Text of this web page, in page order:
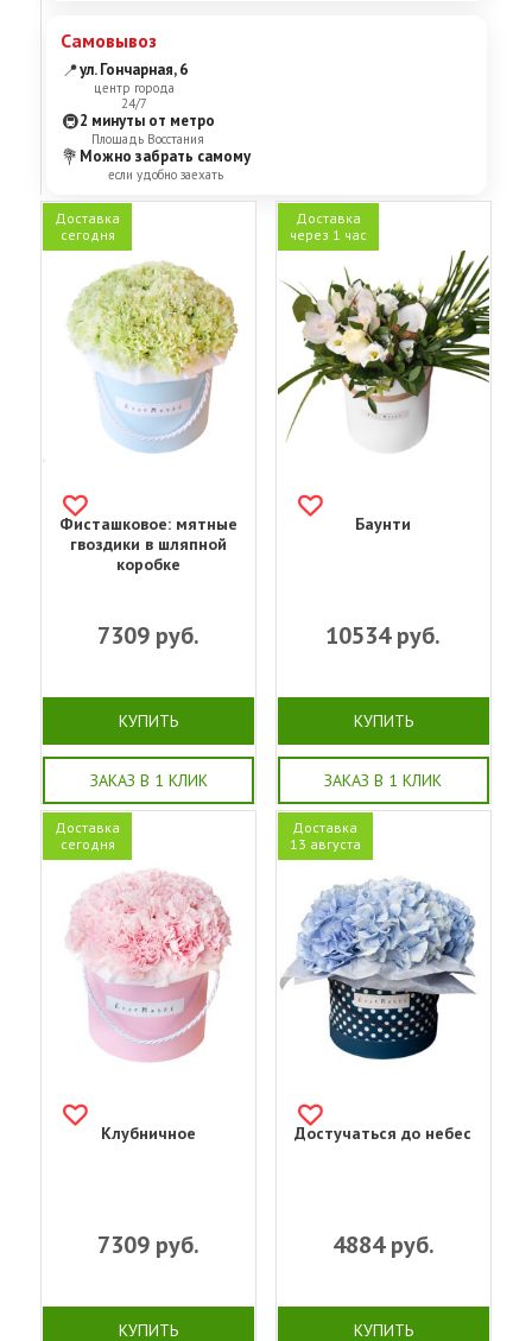
Самовывоз
📍ул. Гончарная, 6
центр города
24/7
🚇2 минуты от метро
Площадь Восстания
💐 Можно забрать самому
если удобно заехать
Доставка
сегодня
Фисташковое: мятные
гвоздики в шляпной
коробке
7309 руб.
КУПИТЬ
ЗАКАЗ В 1 КЛИК
Доставка
через 1 час
Баунти
10534руб.
КУПИТЬ
ЗАКАЗ В 1 КЛИК
Доставка
сегодня
Клубничное
7309 руб.
КУПИТЬ
Доставка
13 августа
Достучаться до небес
4884руб.
КУПИТЬ